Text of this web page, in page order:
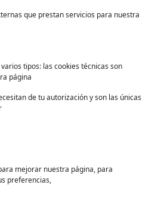
que prestan servicios para nuestra
tipos: las cookies técnicas son
página
de tu autorización y son las únicas
mejorar nuestra página, para
preferencias,
noticias exclusivas y ofertas.